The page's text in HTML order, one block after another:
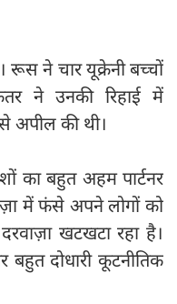
रूस ने चार यूक्रेनी बच्चों
ने उनकी रिहाई में
अपील की थी।
का बहुत अहम पार्टनर
में फंसे अपने लोगों को
खटखटा रहा है।
दोधारी कूटनीतिक